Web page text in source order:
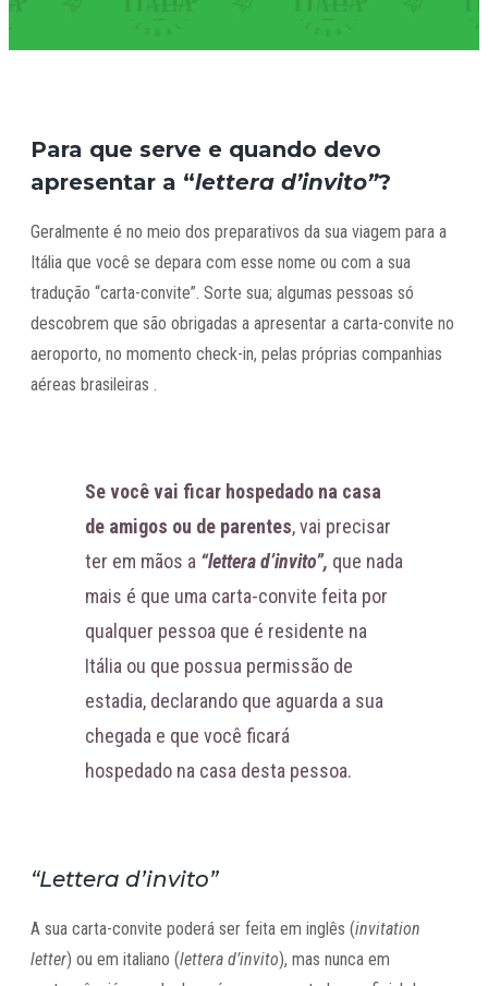
Para que serve e quando devo
apresentar a “lettera d’invito”?
Geralmente é no meio dos preparativos da sua viagem para a
Itália que você se depara com esse nome ou com a sua
tradução “carta-convite”. Sorte sua; algumas pessoas só
descobrem que são obrigadas a apresentar a carta-convite no
aeroporto, no momento check-in, pelas próprias companhias
aéreas brasileiras .
Se você vai ficar hospedado na casa
de amigos ou de parentes, vai precisar
ter em mãos a “lettera d’invito”, que nada
mais é que uma carta-convite feita por
qualquer pessoa que é residente na
Itália ou que possua permissão de
estadia, declarando que aguarda a sua
chegada e que você ficará
hospedado na casa desta pessoa.
“Lettera d’invito”
A sua carta-convite poderá ser feita em inglês (invitation
letter) ou em italiano (lettera d’invito), mas nunca em